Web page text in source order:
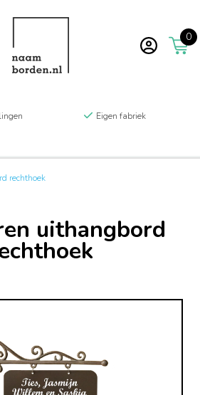
0
Eigen fabriek
rechthoek
uithangbord